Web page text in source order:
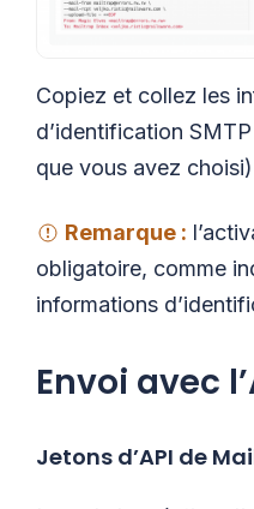
Copiez et collez les
d’identification
que vous avez
Remarque :
obligatoire, comme
informations
Envoi avec
Jetons d’API de